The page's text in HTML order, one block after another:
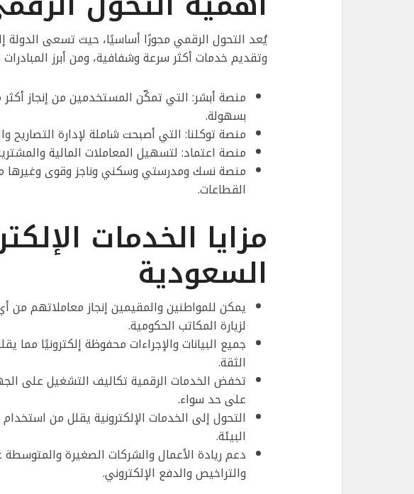
يُعد التحول الرقمي محورًا أساسيًا، حيث تسعى الدولة
وتقديم خدمات أكثر سرعة وشفافية، ومن أبرز
بسهولة.
منصة توكلنا: التي أصبحت شاملة لإدارة التصاريح
منصة اعتماد: لتسهيل المعاملات المالية
منصة نسك ومدرستي وسكني وناجز وقوى وغيرها
القطاعات.
مزايا الخدمات
السعودية
يمكن للمواطنين والمقيمين إنجاز معاملاتهم
لزيارة المكاتب الحكومية.
جميع البيانات والإجراءات محفوظة إلكترونيًا مما
الثقة.
تخفض الخدمات الرقمية تكاليف التشغيل على
على حد سواء.
التحول إلى الخدمات الإلكترونية يقلل من
البيئة.
دعم ريادة الأعمال والشركات الصغيرة
والتراخيص والدفع الإلكتروني.